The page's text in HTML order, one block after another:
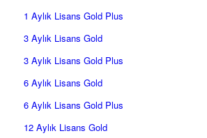
1 Aylık Lisans Gold Plus
3 Aylık Lisans Gold
3 Aylık Lisans Gold Plus
6 Aylık Lisans Gold
6 Aylık Lisans Gold Plus
12 Aylık Lisans Gold